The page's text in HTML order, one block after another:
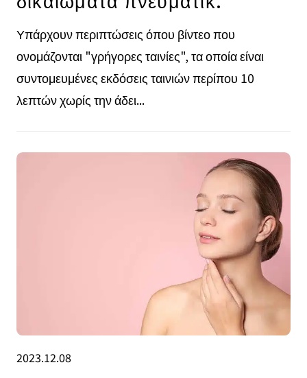
Υπάρχουν περιπτώσεις όπου βίντεο που
ονομάζονται "γρήγορες ταινίες", τα οποία είναι
συντομευμένες εκδόσεις ταινιών περίπου 10
λεπτών χωρίς την άδει...
2023.12.08